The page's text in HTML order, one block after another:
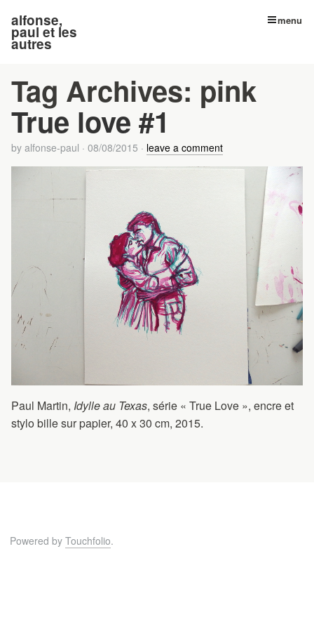
alfonse,
paul et les
autres
menu
Tag Archives: pink
True love #1
by alfonse-paul · 08/08/2015 · leave a comment
Paul Martin, Idylle au Texas, série « True Love », encre et
stylo bille sur papier, 40 x 30 cm, 2015.
Powered by Touchfolio.